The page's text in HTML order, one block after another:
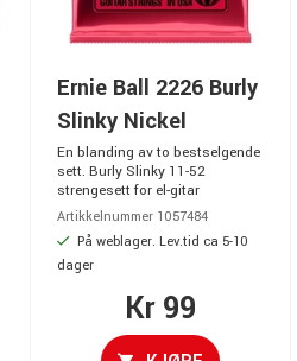
Ernie Ball 2226 Burly
Slinky Nickel
En blanding av to bestselgende
sett. Burly Slinky 11-52
strengesett for el-gitar
Artikkelnummer 1057484
På weblager. Lev.tid ca 5-10
dager
Kr 99